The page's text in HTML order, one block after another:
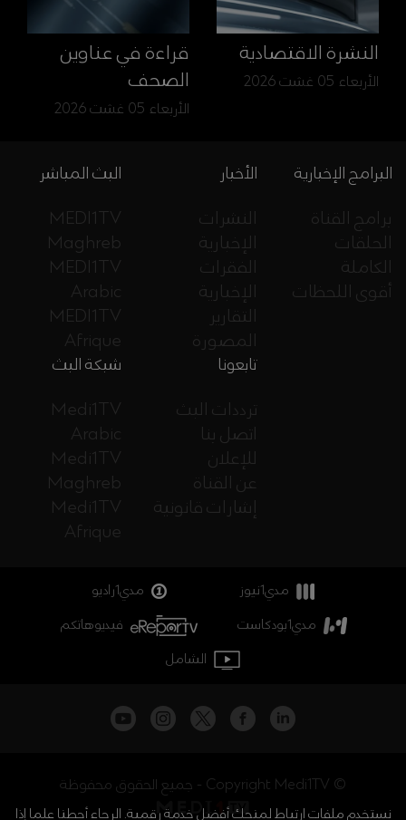
النشرة الاقتصادية
الأربعاء 05 غشت 2026
قراءة في عناوين
الصحف
الأربعاء 05 غشت 2026
البث المباشر
MEDI1TV
Maghreb
MEDI1TV
Arabic
MEDI1TV
Afrique
الأخبار
النشرات
الإخبارية
الفقرات
الإخبارية
التقارير
المصورة
البرامج الإخبارية
برامج القناة
الحلقات
الكاملة
أقوى اللحظات
شبكة البث
Medi1TV
Arabic
Medi1TV
Maghreb
Medi1TV
Afrique
تابعونا
ترددات البث
اتصل بنا
للإعلان
عن القناة
إشارات قانونية
مدي1نيوز
مدي1راديو
مدي1بودكاست
فيديوهاتكم
الشامل
جميع الحقوق محفوظة - Copyright Medi1TV ©
نستخدم ملفات ارتباط لمنحك أفضل خدمة رقمية. الرجاء أحطنا علما إذا